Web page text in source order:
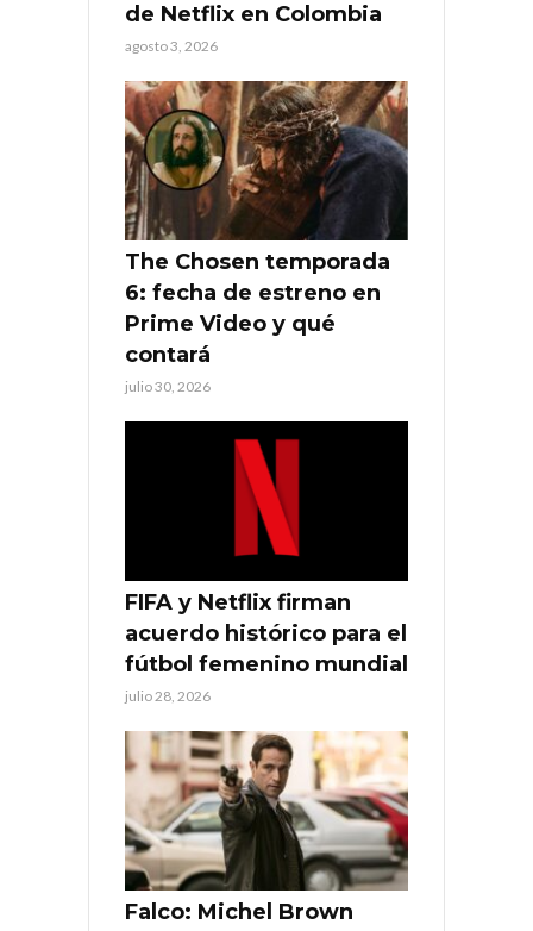
de Netflix en Colombia
agosto 3, 2026
The Chosen temporada
6: fecha de estreno en
Prime Video y qué
contará
julio 30, 2026
FIFA y Netflix firman
acuerdo histórico para el
fútbol femenino mundial
julio 28, 2026
Falco: Michel Brown